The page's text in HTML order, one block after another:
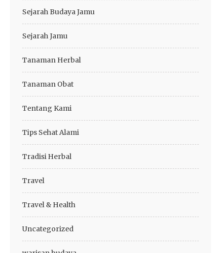
Sejarah Budaya Jamu
Sejarah Jamu
Tanaman Herbal
Tanaman Obat
Tentang Kami
Tips Sehat Alami
Tradisi Herbal
Travel
Travel & Health
Uncategorized